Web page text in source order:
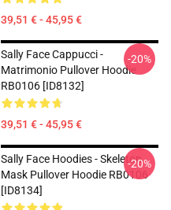
39,51 € - 45,95 €
Sally Face Cappucci -
Matrimonio Pullover Hoodie
RB0106 [ID8132]
39,51 € - 45,95 €
-20%
Sally Face Hoodies - Skeleton
Mask Pullover Hoodie RB0106
[ID8134]
-20%